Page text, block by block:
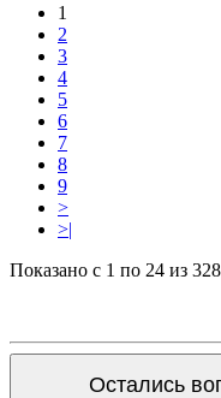
1
2
3
4
5
6
7
8
9
>
>|
Показано с 1 по 24 из
Остались